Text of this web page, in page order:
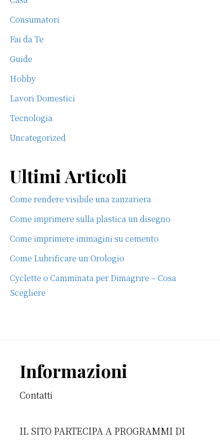
Consumatori
Fai da Te
Guide
Hobby
Lavori Domestici
Tecnologia
Uncategorized
Ultimi Articoli
Come rendere visibile una zanzariera
Come imprimere sulla plastica un disegno
Come imprimere immagini su cemento
Come Lubrificare un Orologio
Cyclette o Camminata per Dimagrire – Cosa
Scegliere
Footer
Informazioni
Contatti
IL SITO PARTECIPA A PROGRAMMI DI